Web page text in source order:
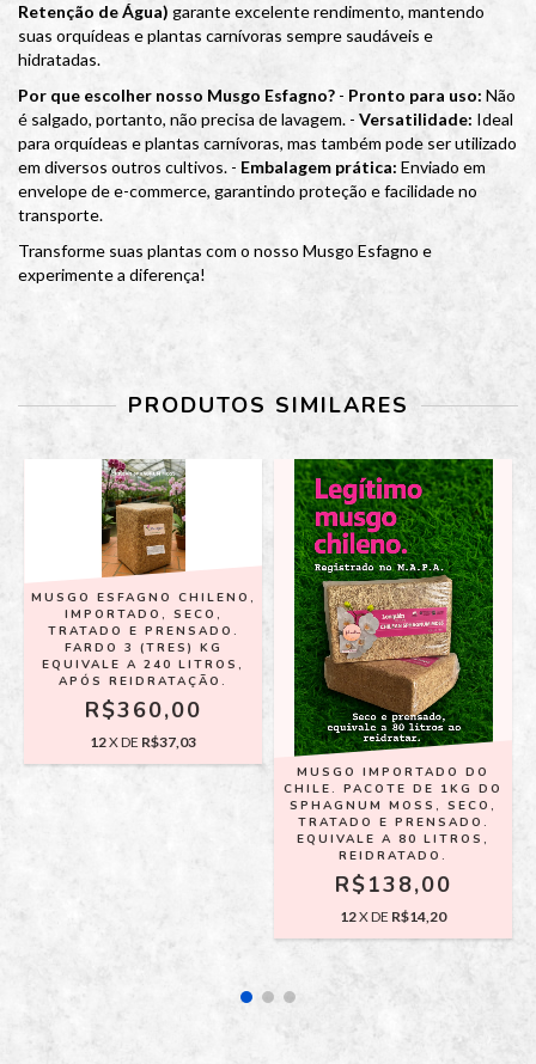
Retenção de Água) garante excelente rendimento, mantendo
suas orquídeas e plantas carnívoras sempre saudáveis e
hidratadas.
Por que escolher nosso Musgo Esfagno? - Pronto para uso: Não
é salgado, portanto, não precisa de lavagem. - Versatilidade: Ideal
para orquídeas e plantas carnívoras, mas também pode ser utilizado
em diversos outros cultivos. - Embalagem prática: Enviado em
envelope de e-commerce, garantindo proteção e facilidade no
transporte.
Transforme suas plantas com o nosso Musgo Esfagno e
experimente a diferença!
PRODUTOS SIMILARES
MUSGO ESFAGNO CHILENO,
IMPORTADO, SECO,
TRATADO E PRENSADO.
FARDO 3 (TRES) KG
EQUIVALE A 240 LITROS,
APÓS REIDRATAÇÃO.
R$360,00
12X DE R$37,03
MUSGO IMPORTADO DO
CHILE. PACOTE DE 1KG DO
SPHAGNUM MOSS, SECO,
TRATADO E PRENSADO.
EQUIVALE A 80 LITROS,
REIDRATADO.
R$138,00
12X DE R$14,20